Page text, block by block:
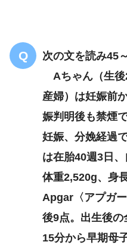
化膿性乳腺炎
次の文を読み45
Aちゃん（生後
産婦）は妊娠前
娠判明後も禁煙
妊娠、分娩経過
は在胎40週3日
体重2,520g、身
Apgar〈アプガ
後9点。出生後
15分から早期母